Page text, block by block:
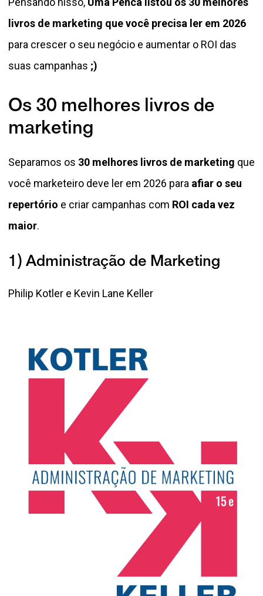
livros de marketing que você precisa ler em 2026
para crescer o seu negócio e aumentar o ROI das
suas campanhas ;)
Os 30 melhores livros de
marketing
Separamos os 30 melhores livros de marketing que
você marketeiro deve ler em 2026 para afiar o seu
repertório e criar campanhas com ROI cada vez
maior.
1) Administração de Marketing
Philip Kotler e Kevin Lane Keller